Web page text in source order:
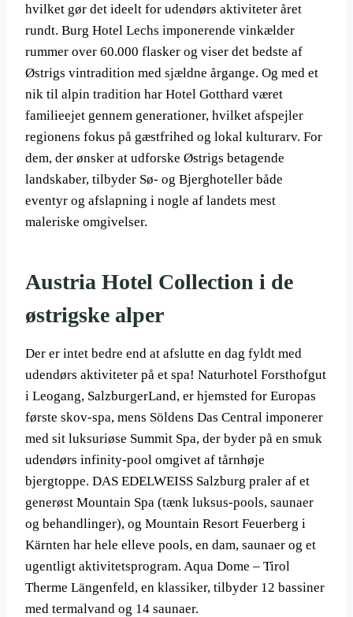
hvilket gør det ideelt for udendørs aktiviteter året
rundt. Burg Hotel Lechs imponerende vinkælder
rummer over 60.000 flasker og viser det bedste af
Østrigs vintradition med sjældne årgange. Og med et
nik til alpin tradition har Hotel Gotthard været
familieejet gennem generationer, hvilket afspejler
regionens fokus på gæstfrihed og lokal kulturarv. For
dem, der ønsker at udforske Østrigs betagende
landskaber, tilbyder Sø- og Bjerghoteller både
eventyr og afslapning i nogle af landets mest
maleriske omgivelser.
Austria Hotel Collection i de
østrigske alper
Der er intet bedre end at afslutte en dag fyldt med
udendørs aktiviteter på et spa! Naturhotel Forsthofgut
i Leogang, SalzburgerLand, er hjemsted for Europas
første skov-spa, mens Söldens Das Central imponerer
med sit luksuriøse Summit Spa, der byder på en smuk
udendørs infinity-pool omgivet af tårnhøje
bjergtoppe. DAS EDELWEISS Salzburg praler af et
generøst Mountain Spa (tænk luksus-pools, saunaer
og behandlinger), og Mountain Resort Feuerberg i
Kärnten har hele elleve pools, en dam, saunaer og et
ugentligt aktivitetsprogram. Aqua Dome – Tirol
Therme Längenfeld, en klassiker, tilbyder 12 bassiner
med termalvand og 14 saunaer.